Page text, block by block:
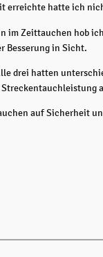
erreichte hatte ich
im Zeittauchen hob
Besserung in Sicht.
drei hatten
auf Sicherheit